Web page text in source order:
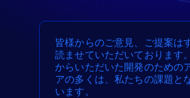
皆様からのご意見、ご提案は
読ませていただいております
からいただいた開発のための
アの多くは、私たちの課題と
います。